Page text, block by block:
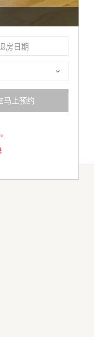
房日期
马上预约